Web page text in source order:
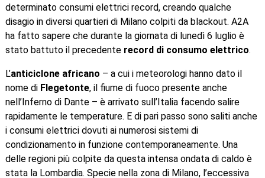
determinato consumi elettrici record, creando qualche
disagio in diversi quartieri di Milano colpiti da blackout. A2A
ha fatto sapere che durante la giornata di lunedì 6 luglio è
stato battuto il precedente record di consumo elettrico.
L’anticiclone africano – a cui i meteorologi hanno dato il
nome di Flegetonte, il fiume di fuoco presente anche
nell’Inferno di Dante – è arrivato sull’Italia facendo salire
rapidamente le temperature. E di pari passo sono saliti anche
i consumi elettrici dovuti ai numerosi sistemi di
condizionamento in funzione contemporaneamente. Una
delle regioni più colpite da questa intensa ondata di caldo è
stata la Lombardia. Specie nella zona di Milano, l’eccessiva